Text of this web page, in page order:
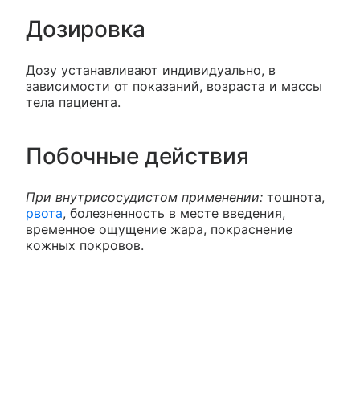
Дозировка
Дозу устанавливают индивидуально, в
зависимости от показаний, возраста и массы
тела пациента.
Побочные действия
При внутрисосудистом применении: тошнота,
рвота, болезненность в месте введения,
временное ощущение жара, покраснение
кожных покровов.